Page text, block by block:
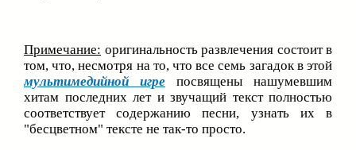
Примечание: оригинальность развлечения состоит в
том, что, несмотря на то, что все семь загадок в этой
мультимедийной игре посвящены нашумевшим
хитам последних лет и звучащий текст полностью
соответствует содержанию песни, узнать их в
"бесцветном" тексте не так-то просто.